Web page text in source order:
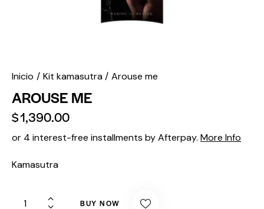
Inicio Kit kamasutra Arouse me
AROUSE ME
$1,390.00
or 4 interest-free installments by Afterpay. More Info
Kamasutra
BUY NOW